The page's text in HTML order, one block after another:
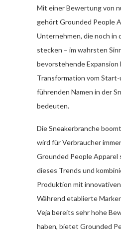
Mit einer Bewertung von
gehört Grounded People
Unternehmen, die noch in
stecken – im wahrsten
bevorstehende
Transformation vom Start-
führenden Namen in der
bedeuten.
Die Sneakerbranche
wird für Verbraucher
Grounded People Apparel
dieses Trends und
Produktion mit
Während etablierte
Veja bereits sehr hohe
haben, bietet Grounded